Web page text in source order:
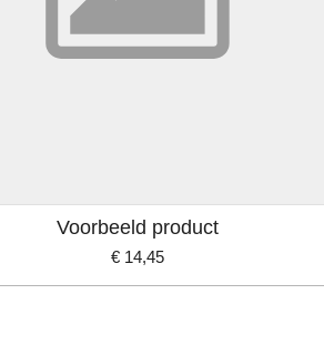
Voorbeeld product
€ 14,45